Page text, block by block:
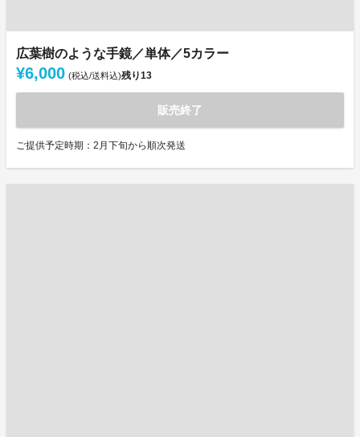
広葉樹のような手鏡／単体／5カラー
¥6,000 (税込/送料込)残り13
販売終了
ご提供予定時期：2月下旬から順次発送